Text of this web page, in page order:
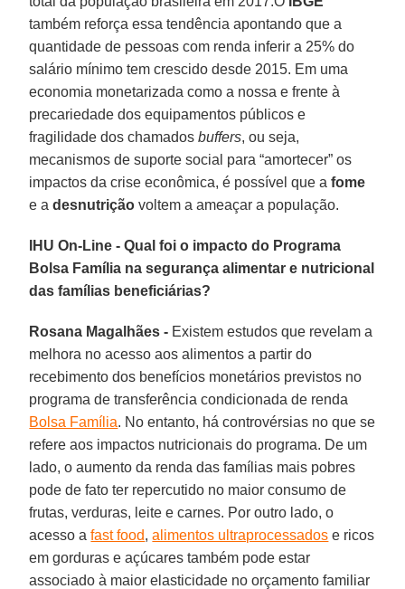
também reforça essa tendência apontando que a
quantidade de pessoas com renda inferir a 25% do
salário mínimo tem crescido desde 2015. Em uma
economia monetarizada como a nossa e frente à
precariedade dos equipamentos públicos e
fragilidade dos chamadosbuffers, ou seja,
mecanismos de suporte social para “amortecer” os
impactos da crise econômica, é possível que afome
e adesnutrição voltem a ameaçar a população.
IHU On-Line - Qual foi o impacto do Programa
Bolsa Família na segurança alimentar e nutricional
das famílias beneficiárias?
Rosana Magalhães - Existem estudos que revelam a
melhora no acesso aos alimentos a partir do
recebimento dos benefícios monetários previstos no
programa de transferência condicionada de renda
Bolsa Família. No entanto, há controvérsias no que se
refere aos impactos nutricionais do programa. De um
lado, o aumento da renda das famílias mais pobres
pode de fato ter repercutido no maior consumo de
frutas, verduras, leite e carnes. Por outro lado, o
acesso afast food,alimentos ultraprocessados e ricos
em gorduras e açúcares também pode estar
associado à maior elasticidade no orçamento familiar